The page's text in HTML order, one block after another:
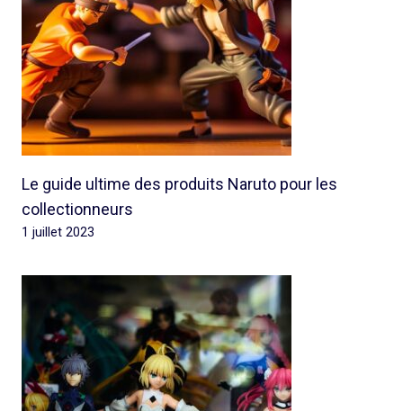
Le guide ultime des produits Naruto pour les
collectionneurs
1 juillet 2023